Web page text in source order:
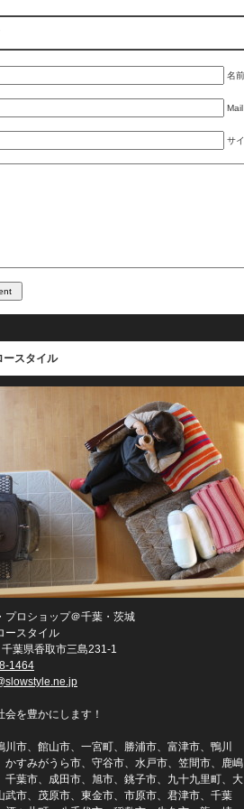
名
サ
ースタイル
プロショップ＠千葉・茨城
ースタイル
葉県香取市三島231-1
1464
を豊かにします！
川市、館山市、一宮町、勝浦市、富津市、鴨川
かすみがうら市、守谷市、水戸市、笠間市、鹿嶋
千葉市、成田市、旭市、銚子市、九十九里町、大
武市、茂原市、東金市、市原市、君津市、千葉